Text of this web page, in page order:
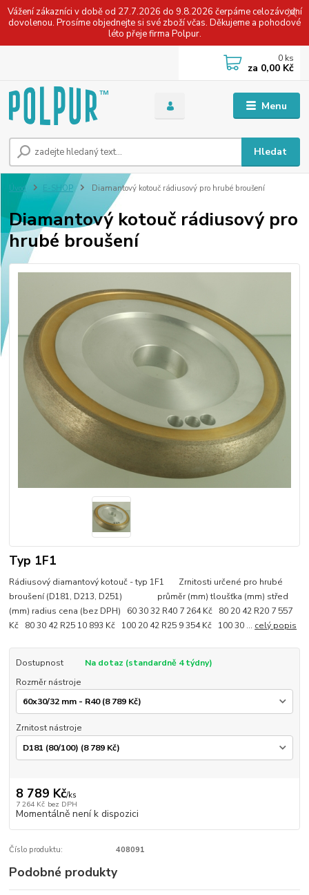
Vážení zákazníci v době od 27.7.2026 do 9.8.2026 čerpáme celozávodní
dovolenou. Prosíme objednejte si své zboží včas. Děkujeme a pohodové
léto přeje firma Polpur.
Menu
Hledat
0 ks
za 0,00 Kč
Úvod E-SHOP Diamantový kotouč rádiusový pro hrubé broušení
Diamantový kotouč rádiusový pro
hrubé broušení
Typ 1F1
Rádiusový diamantový kotouč - typ 1F1 Zrnitosti určené pro hrubé
broušení (D181, D213, D251) průměr (mm) tloušťka (mm) střed
(mm) radius cena (bez DPH) 60 30 32 R40 7 264 Kč 80 20 42 R20 7 557
Kč 80 30 42 R25 10 893 Kč 100 20 42 R25 9 354 Kč 100 30 ... celý popis
Dostupnost
Na dotaz (standardně 4 týdny)
Rozměr nástroje
Zrnitost nástroje
8 789 Kč/ks
7 264 Kč bez DPH
Momentálně není k dispozici
Číslo produktu: 408091
Podobné produkty